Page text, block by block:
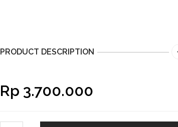
PRODUCT DESCRIPTION
Rp 3.700.000